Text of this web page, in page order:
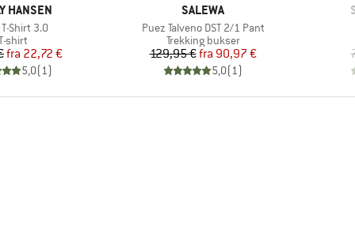
HANSEN
Shirt 3.0
shirt
Pris
Nedsat pris
fra 22,72 €
5,0(1)
MÆRKE
SALEWA
Artikel
Puez Talveno DST 2/1 Pant
Produktgruppe
Trekking bukser
Pris
129,95 € Nedsat pris
fra 90,97 €
5,0(1)